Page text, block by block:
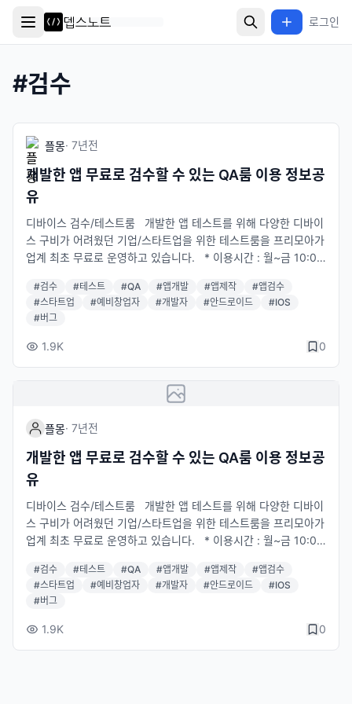
로그인
#검수
플몽· 7년전
개발한 앱 무료로 검수할 수 있는 QA룸 이용 정보공
유
디바이스 검수/테스트룸 개발한 앱 테스트를 위해 다양한 디바이
스 구비가 어려웠던 기업/스타트업을 위한 테스트룸을 프리모아가
업계 최초 무료로 운영하고 있습니다. * 이용시간 : 월~금 10:00
인원 3인 * 이용요금 : 무료 예약하기 1. 프리모아 홈페이지 내 예
약신청 시스템이나 전화, 카카오톡 플러스친구를 통해서 예약가능
2. 프리모아와 이용시간, 일정확인 3. 이용 당일 신분증 지참 후 방
문 사용하기 1. 예약시간에 방문 후 신분증 제시 2. 비치된 디바이
#검수 #테스트 #QA #앱개발 #앱제작 #앱검수
#스타트업 #예비창업자 #개발자 #안드로이드 #IOS
#버그
1.9K 0
플몽· 7년전
개발한 앱 무료로 검수할 수 있는 QA룸 이용 정보공
유
디바이스 검수/테스트룸 개발한 앱 테스트를 위해 다양한 디바이
스 구비가 어려웠던 기업/스타트업을 위한 테스트룸을 프리모아가
업계 최초 무료로 운영하고 있습니다. * 이용시간 : 월~금 10:00
인원 3인 * 이용요금 : 무료 예약하기 1. 프리모아 홈페이지 내 예
약신청 시스템이나 전화, 카카오톡 플러스친구를 통해서 예약가능
2. 프리모아와 이용시간, 일정확인 3. 이용 당일 신분증 지참 후 방
문 사용하기 1. 예약시간에 방문 후 신분증 제시 2. 비치된 디바이
#검수 #테스트 #QA #앱개발 #앱제작 #앱검수
#스타트업 #예비창업자 #개발자 #안드로이드 #IOS
#버그
1.9K 0